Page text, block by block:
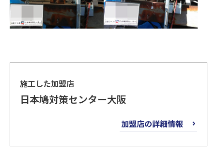
施工した加盟店
日本鳩対策センター大阪
加盟店の詳細情報